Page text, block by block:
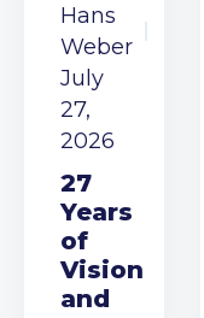
Hans
Weber
July
27,
2026
27
Years
of
Vision
and